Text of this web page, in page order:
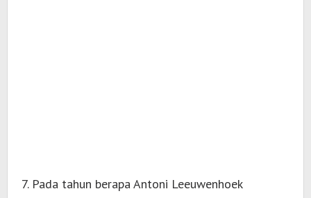
7. Pada tahun berapa Antoni Leeuwenhoek